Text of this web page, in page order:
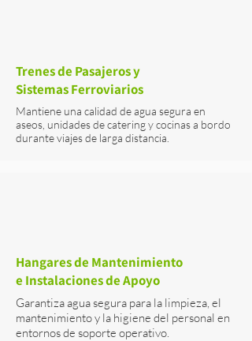
Trenes de Pasajeros y
Sistemas Ferroviarios
Mantiene una calidad de agua segura en
aseos, unidades de catering y cocinas a bordo
durante viajes de larga distancia.
Hangares de Mantenimiento
e Instalaciones de Apoyo
Garantiza agua segura para la limpieza, el
mantenimiento y la higiene del personal en
entornos de soporte operativo.